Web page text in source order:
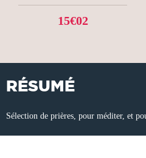
15€02
RÉSUMÉ
Sélection de prières, pour méditer, et